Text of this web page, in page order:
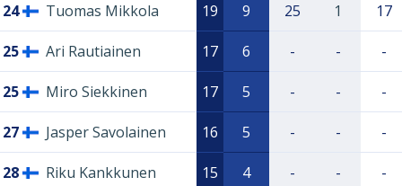
24 Tuomas Mikkola 19 9 25 1 17
25 Ari Rautiainen 17 6 - - -
25 Miro Siekkinen 17 5 - - -
27 Jasper Savolainen 16 5 - - -
28 Riku Kankkunen 15 4 - - -